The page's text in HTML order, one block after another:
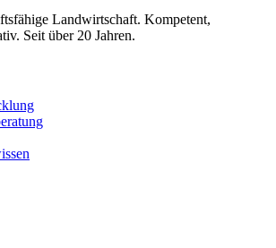
Landwirtschaft. Kompetent,
Seit über 20 Jahren.